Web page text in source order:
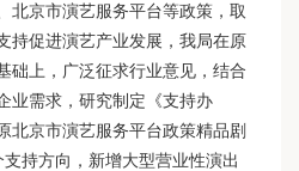
北京市演艺服务平台等政策，取
持促进演艺产业发展，我局在原
础上，广泛征求行业意见，结合
业需求，研究制定《支持办
北京市演艺服务平台政策精品剧
持方向，新增大型营业性演出